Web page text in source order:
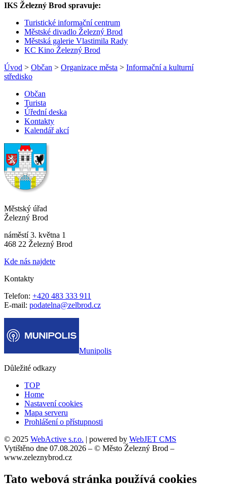
IKS Železný Brod spravuje:
Turistické informační centrum
Městské divadlo Železný Brod
Městská galerie Vlastimila Rady
KC Kino Železný Brod
Úvod > Občan > Organizace města > Informační a kulturní
středisko
Občan
Turista
Úřední deska
Kontakty
Kalendář akcí
Městský úřad
Železný Brod
náměstí 3. května 1
468 22 Železný Brod
Kde nás najdete
Kontakty
Telefon: +420 483 333 911
E-mail: podatelna@zelbrod.cz
Munipolis
Důležité odkazy
TOP
Home
Nastavení cookies
Mapa serveru
Prohlášení o přístupnosti
© 2025 WebActive s.r.o. | powered by WebJET CMS
Vytištěno dne 07.08.2026 – © Město Železný Brod –
www.zeleznybrod.cz
Tato webová stránka používá cookies